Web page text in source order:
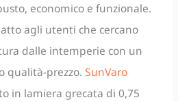
economico e funzionale.
agli utenti che cercano
dalle intemperie con un
qualità-prezzo. SunVaro
in lamiera grecata di 0,75